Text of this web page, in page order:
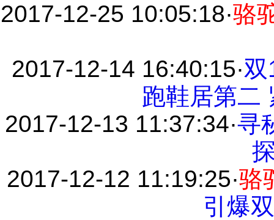
2017-12-25 10:05:18·骆
2017-12-14 16:40:15·双
跑鞋居第二
2017-12-13 11:37:34·寻
2017-12-12 11:19:25·骆
引爆